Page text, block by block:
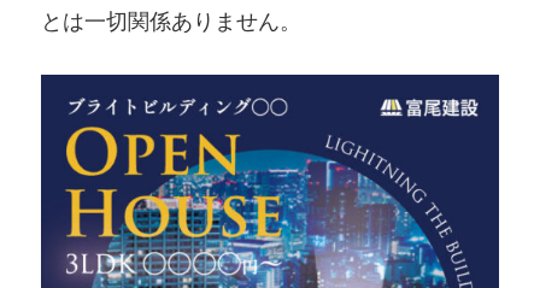
とは一切関係ありません。